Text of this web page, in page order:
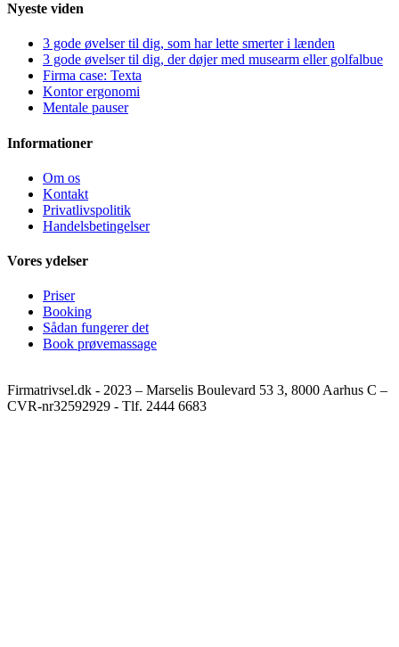
Nyeste viden
3 gode øvelser til dig, som har lette smerter i lænden
3 gode øvelser til dig, der døjer med musearm eller golfalbue
Firma case: Texta
Kontor ergonomi
Mentale pauser
Informationer
Om os
Kontakt
Privatlivspolitik
Handelsbetingelser
Vores ydelser
Priser
Booking
Sådan fungerer det
Book prøvemassage
Firmatrivsel.dk - 2023 – Marselis Boulevard 53 3, 8000 Aarhus C –
CVR-nr32592929 - Tlf. 2444 6683